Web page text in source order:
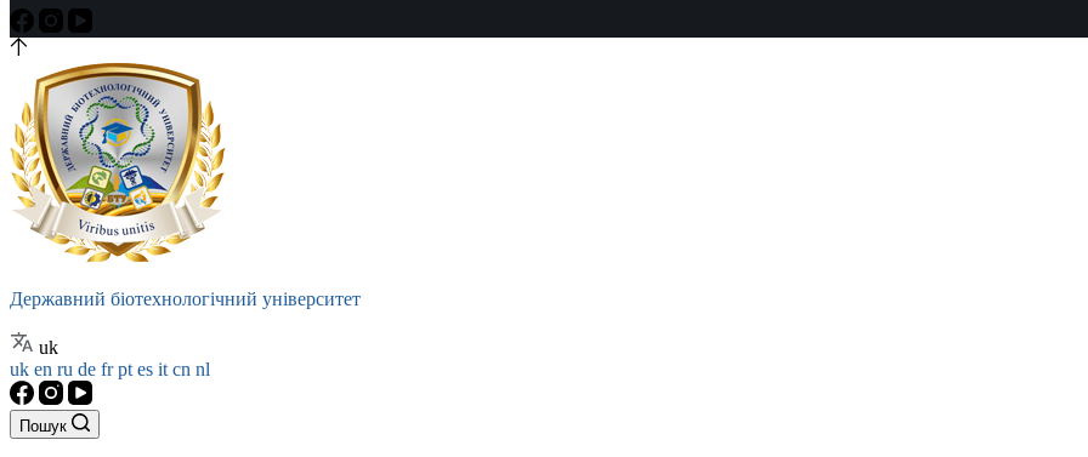
Державний біотехнологічний університет
uk
uk en ru de frpt es it cn nl
Пошук